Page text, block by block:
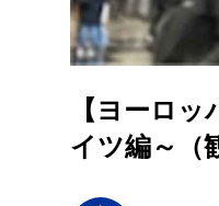
【ヨーロ
イツ編～（